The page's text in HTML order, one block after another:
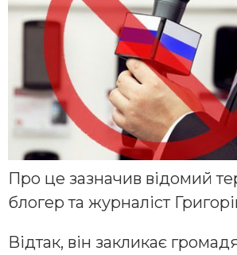
Про це зазначив відомий
блогер та журналіст
Відтак, він закликає